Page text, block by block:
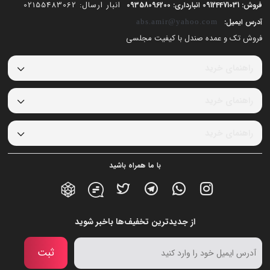
فروش: 09124471031 انبارداری: 09358096200 انبار ارسال: 02155483062
آدرس ایمیل: abs.amir@yahoo.com
فروش تک و عمده صندل با کیفیت مجلسی
با ما همراه باشید
از جدیدترین تخفیف‌ها باخبر شوید
ثبت